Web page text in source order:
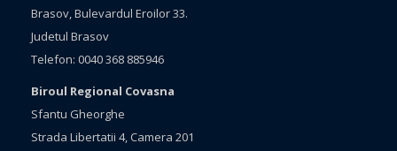
Brasov, Bulevardul Eroilor 33.
Judetul Brasov
Telefon: 0040 368 885946
Biroul Regional Covasna
Sfantu Gheorghe
Strada Libertatii 4, Camera 201